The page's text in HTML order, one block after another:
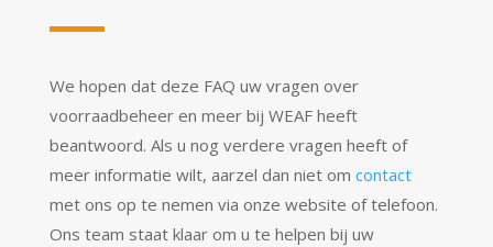
We hopen dat deze FAQ uw vragen over
voorraadbeheer en meer bij WEAF heeft
beantwoord. Als u nog verdere vragen heeft of
meer informatie wilt, aarzel dan niet om contact
met ons op te nemen via onze website of telefoon.
Ons team staat klaar om u te helpen bij uw